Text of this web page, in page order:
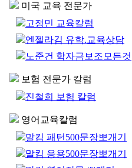
미국 교육 전문가
고정민 교육칼럼
엔젤라김 유학.교육상담
노준건 학자금보조모든것
보험 전문가 칼럼
진철희 보험 칼럼
영어교육칼럼
말킴 패턴500문장뽀개기
말킴 응용500문장뽀개기